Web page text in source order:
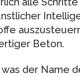
Beton.
der Name